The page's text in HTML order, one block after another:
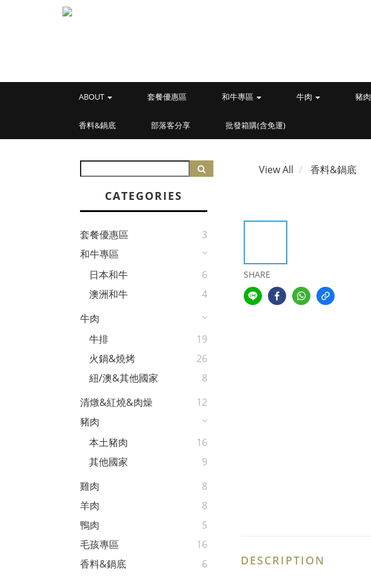
ABOUT 套餐優惠區 和牛專區 牛肉 豬肉
香料&鍋底 部落客分享 批發箱購(含免運)
CATEGORIES
套餐優惠區
3
和牛專區
日本和牛
6
澳洲和牛
4
牛肉
牛排
19
火鍋&燒烤
26
紐/澳&其他國家
8
清燉&紅燒&肉燥
12
豬肉
本土豬肉
16
其他國家
9
雞肉
8
羊肉
8
鴨肉
5
毛孩專區
16
香料&鍋底
6
View All 香料&鍋底
SHARE
DESCRIPTION